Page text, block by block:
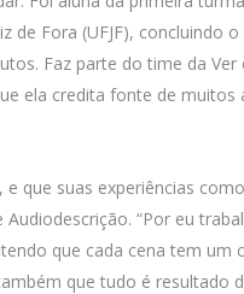
de Fora (UFJF), concluindo
Faz parte do time da Ver
ela credita fonte de muitos
que suas experiências
“Por eu
que cada cena tem um
que tudo é resultado